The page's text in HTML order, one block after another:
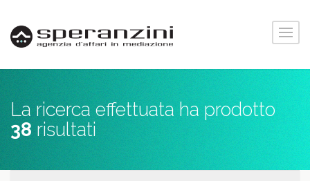
La ricerca effettuata ha prodotto
38 risultati